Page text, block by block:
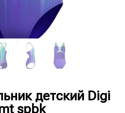
детский Digi
spbk